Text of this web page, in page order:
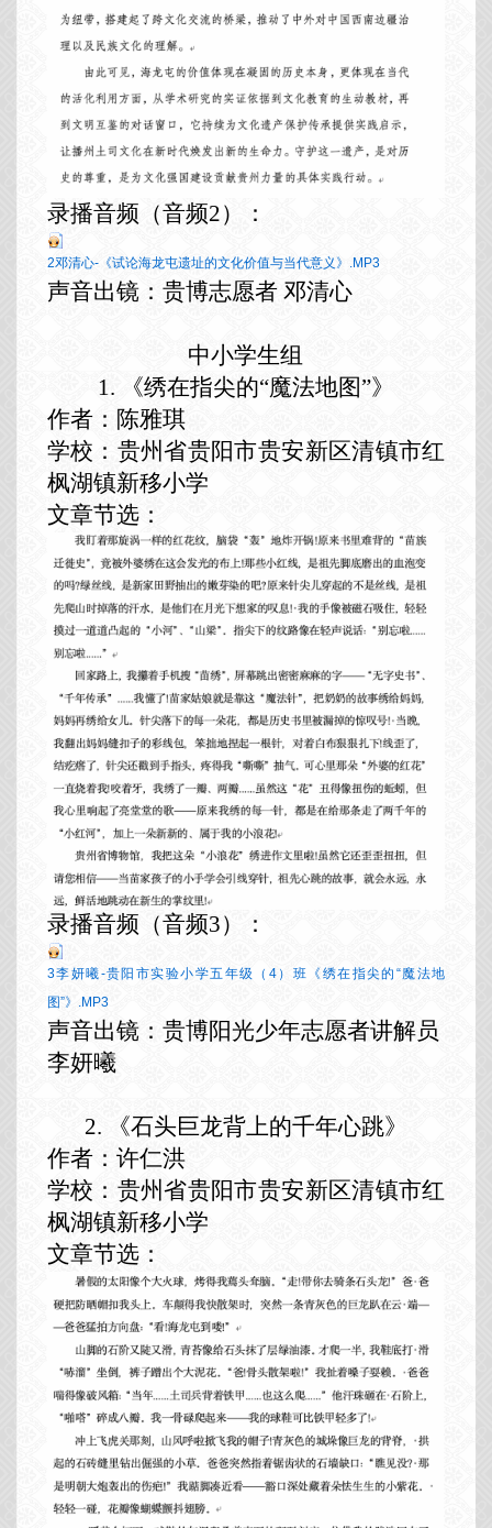
录播音频（音频2）：
2邓清心-《试论海龙屯遗址的文化价值与当代意义》.MP3
声音出镜：贵博志愿者 邓清心
中小学生组
1.
《绣在指尖的“魔法地图”》
作者：陈雅琪
学校：贵州省贵阳市贵安新区清镇市红
枫湖镇新移小学
文章节选：
录播音频（音频3）：
3李妍曦-贵阳市实验小学五年级（4）班《绣在指尖的“魔法地
图”》.MP3
声音出镜：贵博阳光少年志愿者讲解员
李妍曦
2.
《石头巨龙背上的千年心跳》
作者：许仁洪
学校：贵州省贵阳市贵安新区清镇市红
枫湖镇新移小学
文章节选：